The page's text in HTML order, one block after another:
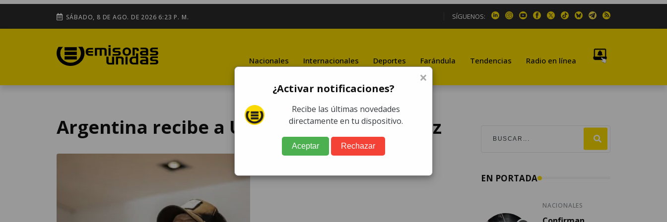
SÁBADO, 8 DE AGO. DE 2026 6:23 P. M. SÍGUENOS:
Nacionales Internacionales Deportes Farándula Tendencias Radio en línea
Argentina recibe a Uruguay de Luis Suárez
EN PORTADA
NACIONALES
×
¿Activar notificaciones?
Recibe las últimas novedades
directamente en tu dispositivo.
Aceptar Rechazar